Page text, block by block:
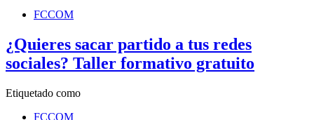
FCCOM
¿Quieres sacar partido a tus redes
sociales? Taller formativo gratuito
Etiquetado como
FCCOM